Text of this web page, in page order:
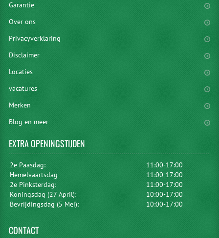
Garantie
Over ons
Privacyverklaring
Disclaimer
Locaties
vacatures
Merken
Blog en meer
EXTRAOPENINGSTIJDEN
2e Paasdag:
11:00-17:00
Hemelvaartsdag
11:00-17:00
2e Pinksterdag:
11:00-17:00
Koningsdag (27 April):
10:00-17:00
Bevrijdingsdag (5 Mei):
10:00-17:00
CONTACT